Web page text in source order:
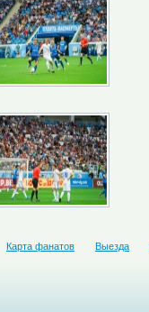
Карта фанатов Выезда